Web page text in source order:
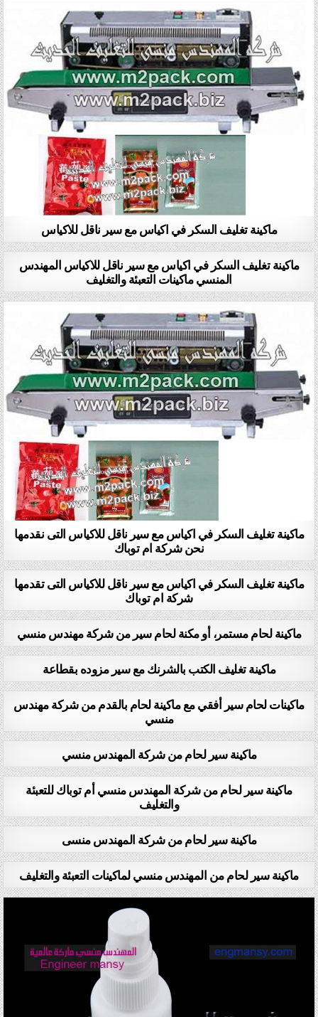
ماكينة تغليف السكر في اكياس مع سير ناقل للاكياس
ماكينة تغليف السكر في اكياس مع سير ناقل للاكياس المهندس
المنسي ماكينات التعبئة والتغليف
ماكينة تغليف السكر في اكياس مع سير ناقل للاكياس التى نقدمها
نحن شركة ام توباك
ماكينة تغليف السكر في اكياس مع سير ناقل للاكياس التى تقدمها
شركة ام توباك
ماكينة لحام مستمر، أو مكنة لحام سير من شركة مهندس منسي
ماكينة تغليف الكتب بالشرنك مع سير مزوده بقطاعة
ماكينات لحام سير أفقي مع ماكينة لحام بالقدم من شركة مهندس
منسي
ماكينة سير لحام من شركة المهندس منسي
ماكينة سير لحام من شركة المهندس منسي أم توباك للتعبئة
والتغليف
ماكينة سير لحام من شركة المهندس منسى
ماكينة سير لحام من المهندس منسي لماكينات التعبئة والتغليف